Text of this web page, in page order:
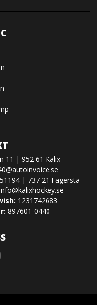
11 | 952 61 Kalix
| 737 21 Fagersta
info@kalixhockey.se
1231742683
897601-0440